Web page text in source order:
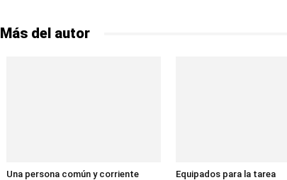
Más del autor
Una persona común y corriente Equipados para la tarea